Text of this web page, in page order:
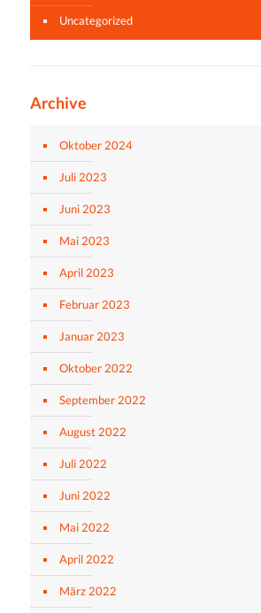
Uncategorized
Archive
Oktober 2024
Juli 2023
Juni 2023
Mai 2023
April 2023
Februar 2023
Januar 2023
Oktober 2022
September 2022
August 2022
Juli 2022
Juni 2022
Mai 2022
April 2022
März 2022